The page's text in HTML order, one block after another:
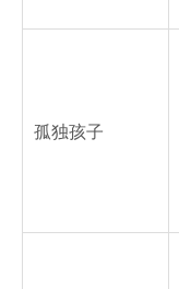
孤独孩子